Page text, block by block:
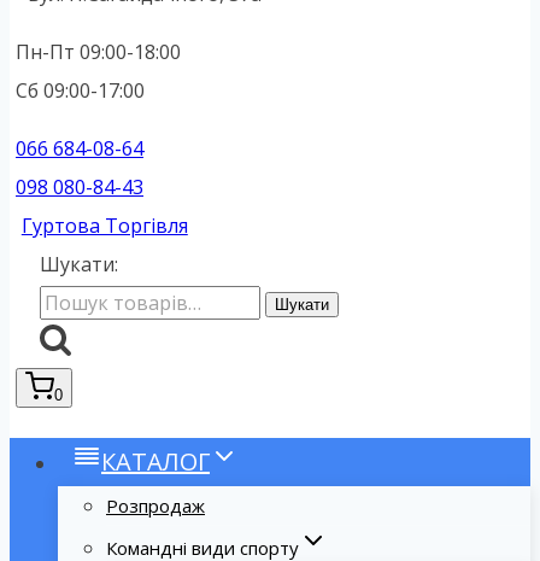
Пн-Пт 09:00-18:00
Сб 09:00-17:00
066 684-08-64
098 080-84-43
Гуртова Торгівля
Шукати:
Шукати
0
КАТАЛОГ
Розпродаж
Командні види спорту